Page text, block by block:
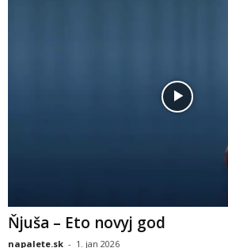
Ňjuša – Eto novyj god
napalete.sk - 1. jan 2026